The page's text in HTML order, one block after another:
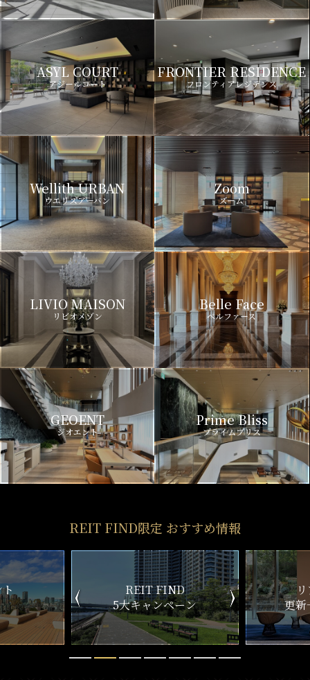
ASYL COURT
アジールコート
FRONTIER RESIDENCE
フロンティアレジデンス
Wellith URBAN
ウエリスアーバン
Zoom
ズーム
LIVIO MAISON
リビオメゾン
Belle Face
ベルファース
GEOENT
ジオエント
Prime Bliss
プライムブリス
REIT FIND限定 おすすめ情報
ン
リアルタイム
更新一覧チェック
新